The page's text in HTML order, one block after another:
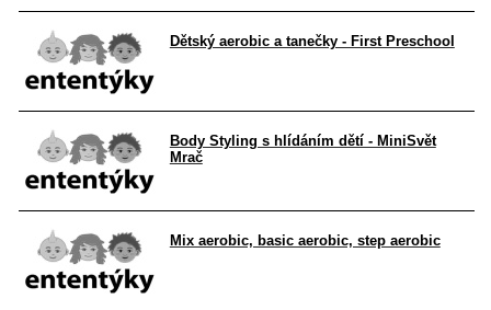
Dětský aerobic a tanečky - First Preschool
Body Styling s hlídáním dětí - MiniSvět
Mrač
Mix aerobic, basic aerobic, step aerobic